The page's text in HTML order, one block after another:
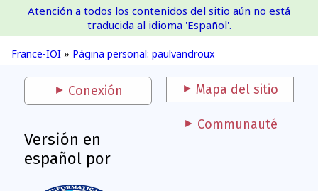
France-IOI
France-IOI » Página personal: paulvandroux
Atención a todos los contenidos del sitio aún no está
traducida al idioma 'Español'.
Conexión Mapa del sitio
Versión en
español por
Communauté